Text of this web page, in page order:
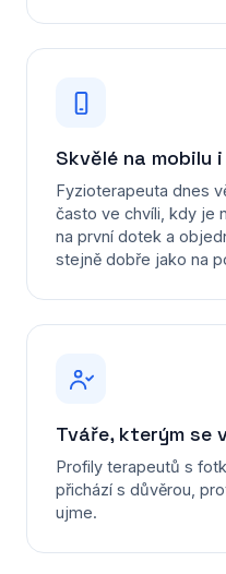
Skvělé na mobilu i
Fyzioterapeuta dnes
často ve chvíli, kdy je
na první dotek a
stejně dobře jako na
Tváře, kterým se
Profily terapeutů s
přichází s důvěrou,
ujme.